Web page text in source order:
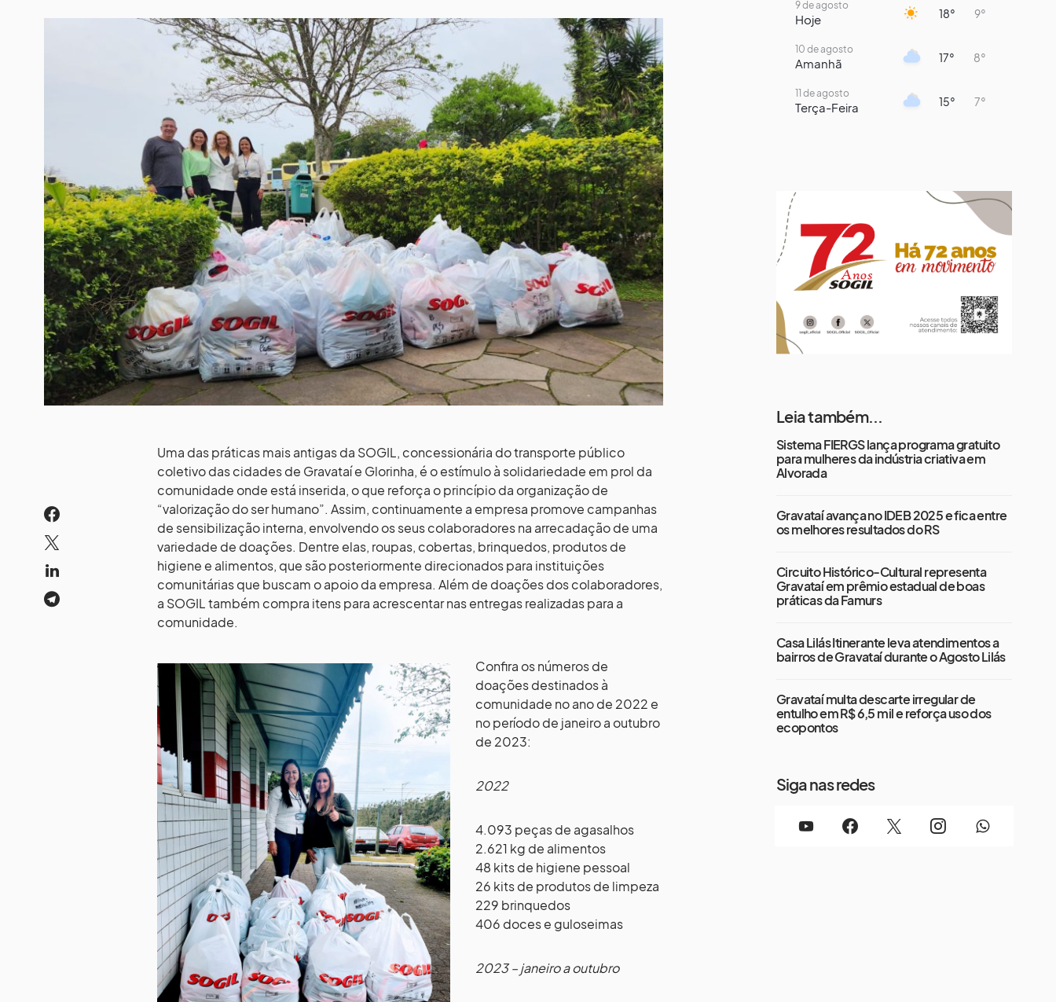
Uma das práticas mais antigas da SOGIL, concessionária do transporte público
coletivo das cidades de Gravataí e Glorinha, é o estímulo à solidariedade em prol da
comunidade onde está inserida, o que reforça o princípio da organização de
“valorização do ser humano”. Assim, continuamente a empresa promove campanhas
de sensibilização interna, envolvendo os seus colaboradores na arrecadação de uma
variedade de doações. Dentre elas, roupas, cobertas, brinquedos, produtos de
higiene e alimentos, que são posteriormente direcionados para instituições
comunitárias que buscam o apoio da empresa. Além de doações dos colaboradores,
a SOGIL também compra itens para acrescentar nas entregas realizadas para a
comunidade.
Confira os números de
doações destinados à
comunidade no ano de 2022 e
no período de janeiro a outubro
de 2023:
2022
4.093 peças de agasalhos
2.621 kg de alimentos
48 kits de higiene pessoal
26 kits de produtos de limpeza
229 brinquedos
406 doces e guloseimas
2023 – janeiro a outubro
9 de agosto
Hoje 18° 9°
10 de agosto
Amanhã 17° 8°
11 de agosto
Terça-Feira 15° 7°
Quinta-Feira 16° 13°
14 de agosto
Sexta-Feira
15 de agosto
Sábado 21° 16°
Leia também...
Sistema FIERGS lança programa gratuito
para mulheres da indústria criativa em
Alvorada
Gravataí avança no IDEB 2025 e fica entre
os melhores resultados do RS
Circuito Histórico-Cultural representa
Gravataí em prêmio estadual de boas
práticas da Famurs
Casa Lilás Itinerante leva atendimentos a
bairros de Gravataí durante o Agosto Lilás
Gravataí multa descarte irregular de
entulho em R$ 6,5 mil e reforça uso dos
ecopontos
Siga nas redes